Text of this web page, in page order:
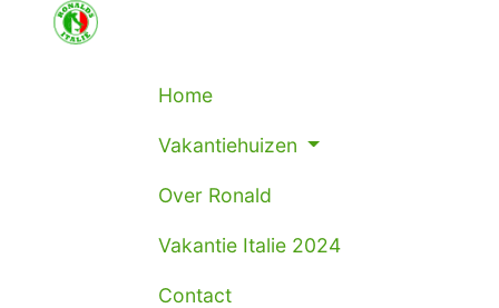
Home
Vakantiehuizen
Over Ronald
Vakantie Italie 2024
Contact